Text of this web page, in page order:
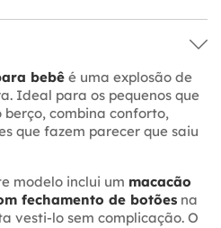
bebê é uma explosão de
Ideal para os pequenos que
combina conforto,
que fazem parecer que saiu
modelo inclui um macacão
fechamento de botões na
vesti-lo sem complicação. O